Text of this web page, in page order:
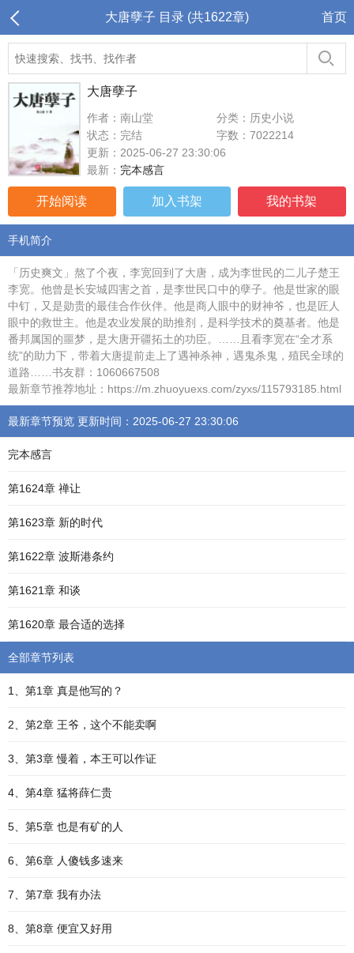
大唐孽子 目录 (共1622章) 首页
大唐孽子
作者：南山堂
分类：历史小说
状态：完结
字数：7022214
更新：2025-06-27 23:30:06
最新： 完本感言
开始阅读 加入书架 我的书架
手机简介
「历史爽文」熬了个夜，李宽回到了大唐，成为李世民的二儿子楚王
李宽。他曾是长安城四害之首，是李世民口中的孽子。他是世家的眼
中钉，又是勋贵的最佳合作伙伴。他是商人眼中的财神爷，也是匠人
眼中的救世主。他是农业发展的助推剂，是科学技术的奠基者。他是
番邦属国的噩梦，是大唐开疆拓土的功臣。……且看李宽在“全才系
统”的助力下，带着大唐提前走上了遇神杀神，遇鬼杀鬼，殖民全球的
道路……书友群：1060667508
最新章节推荐地址：https://m.zhuoyuexs.com/zyxs/115793185.html
最新章节预览 更新时间：2025-06-27 23:30:06
完本感言
第1624章 禅让
第1623章 新的时代
第1622章 波斯港条约
第1621章 和谈
第1620章 最合适的选择
全部章节列表
1、第1章 真是他写的？
2、第2章 王爷，这个不能卖啊
3、第3章 慢着，本王可以作证
4、第4章 猛将薛仁贵
5、第5章 也是有矿的人
6、第6章 人傻钱多速来
7、第7章 我有办法
8、第8章 便宜又好用